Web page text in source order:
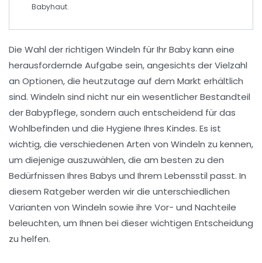
Babyhaut.
Die Wahl der richtigen Windeln für Ihr Baby kann eine
herausfordernde Aufgabe sein, angesichts der Vielzahl
an Optionen, die heutzutage auf dem Markt erhältlich
sind. Windeln sind nicht nur ein wesentlicher Bestandteil
der Babypflege, sondern auch entscheidend für das
Wohlbefinden und die Hygiene Ihres Kindes. Es ist
wichtig, die verschiedenen Arten von Windeln zu kennen,
um diejenige auszuwählen, die am besten zu den
Bedürfnissen Ihres Babys und Ihrem Lebensstil passt. In
diesem Ratgeber werden wir die unterschiedlichen
Varianten von Windeln sowie ihre Vor- und Nachteile
beleuchten, um Ihnen bei dieser wichtigen Entscheidung
zu helfen.